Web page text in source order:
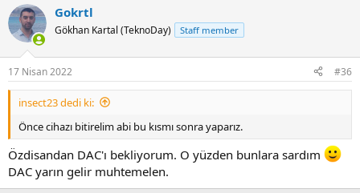
Gokrtl
Gökhan Kartal (TeknoDay) Staff member
17 Nisan 2022 #36
insect23 dedi ki:
Önce cihazı bitirelim abi bu kısmı sonra yaparız.
Özdisandan DAC'ı bekliyorum. O yüzden bunlara sardım
DAC yarın gelir muhtemelen.